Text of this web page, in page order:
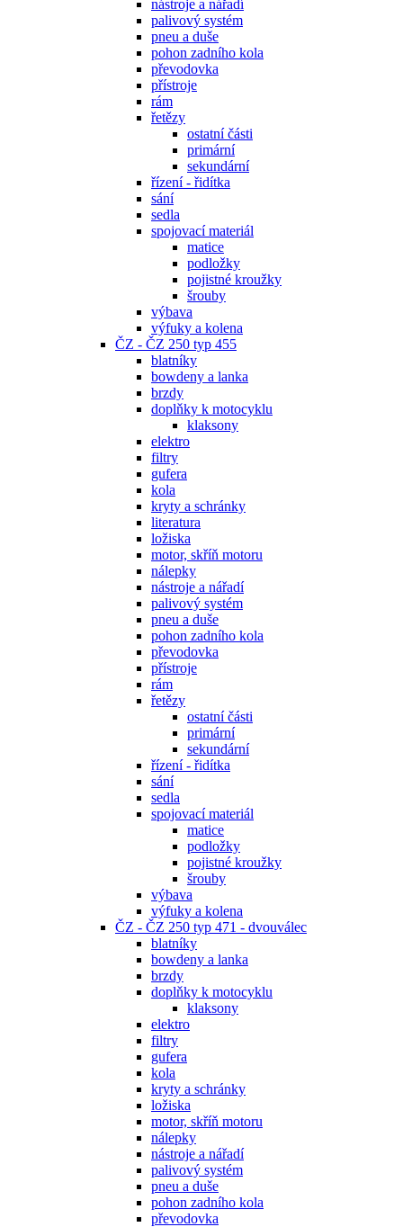
nástroje a nářadí
palivový systém
pneu a duše
pohon zadního kola
převodovka
přístroje
rám
řetězy
ostatní části
primární
sekundární
řízení - řidítka
sání
sedla
spojovací materiál
matice
podložky
pojistné kroužky
šrouby
výbava
výfuky a kolena
ČZ - ČZ 250 typ 455
blatníky
bowdeny a lanka
brzdy
doplňky k motocyklu
klaksony
elektro
filtry
gufera
kola
kryty a schránky
literatura
ložiska
motor, skříň motoru
nálepky
nástroje a nářadí
palivový systém
pneu a duše
pohon zadního kola
převodovka
přístroje
rám
řetězy
ostatní části
primární
sekundární
řízení - řidítka
sání
sedla
spojovací materiál
matice
podložky
pojistné kroužky
šrouby
výbava
výfuky a kolena
ČZ - ČZ 250 typ 471 - dvouválec
blatníky
bowdeny a lanka
brzdy
doplňky k motocyklu
klaksony
elektro
filtry
gufera
kola
kryty a schránky
ložiska
motor, skříň motoru
nálepky
nástroje a nářadí
palivový systém
pneu a duše
pohon zadního kola
převodovka